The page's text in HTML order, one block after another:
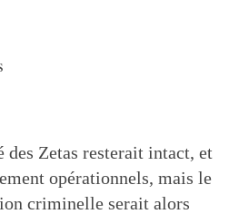
des Zetas resterait intact, et
opérationnels, mais le
criminelle serait alors